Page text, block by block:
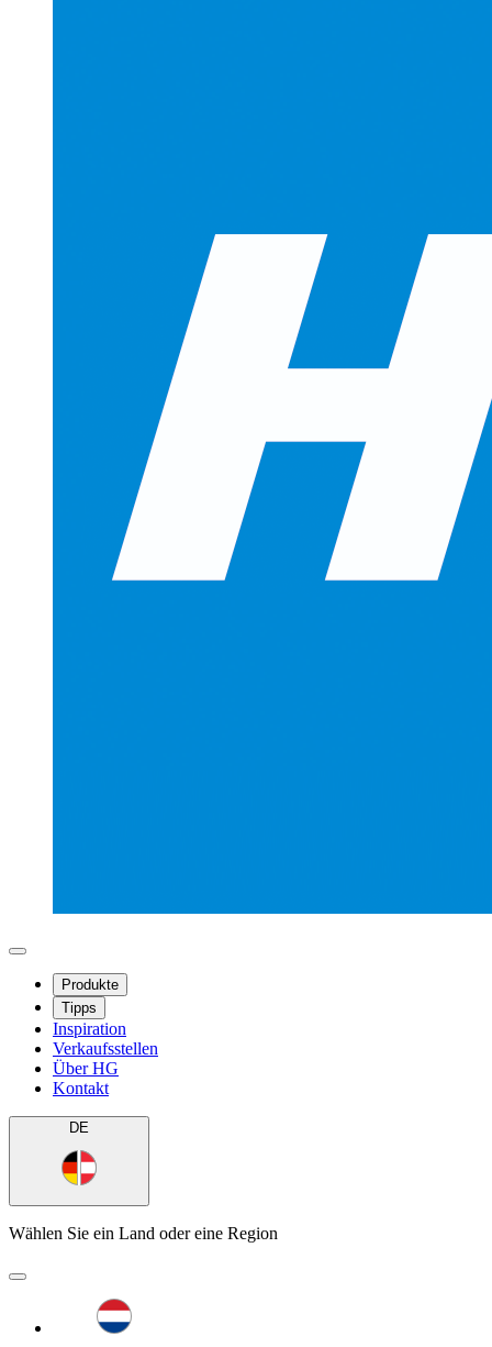
Produkte
Tipps
Inspiration
Verkaufsstellen
Über HG
Kontakt
DE
Wählen Sie ein Land oder eine Region